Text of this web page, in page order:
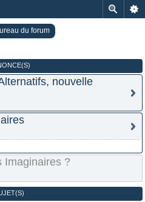
du forum
nouvelle
Imaginaires ?